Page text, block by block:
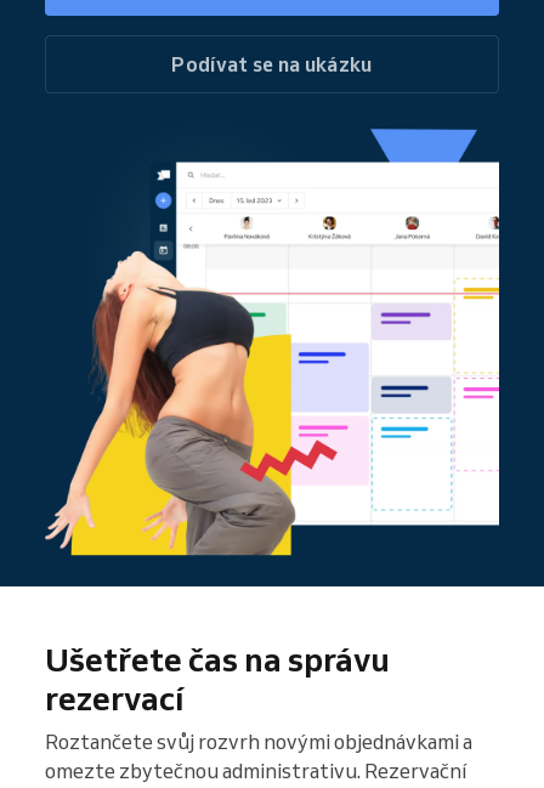
Podívat se na ukázku
Ušetřete čas na správu
rezervací
Roztančete svůj rozvrh novými objednávkami a
omezte zbytečnou administrativu. Rezervační